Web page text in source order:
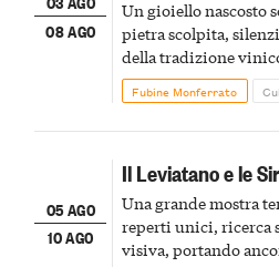
08 AGO
Un gioiello nascosto
pietra scolpita,
della tradizione
Fubine Monferrato
05 AGO
10 AGO
Il Leviatano e le
Una grande mostra
reperti unici, ricerca
visiva, portando